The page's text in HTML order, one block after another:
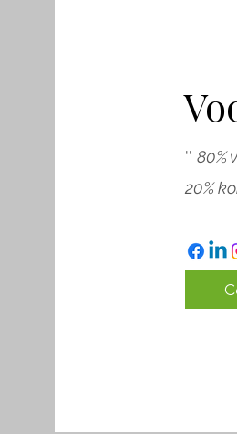
'' 80%
20%